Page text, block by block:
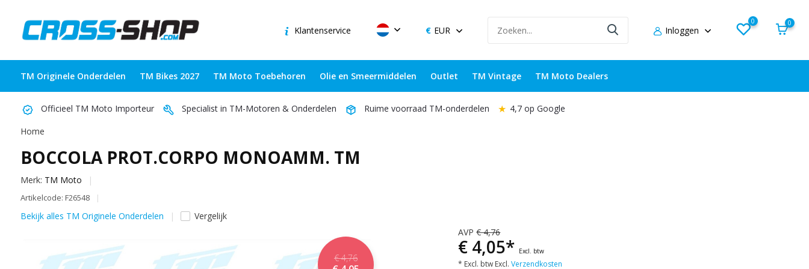
Klantenservice EUR Inloggen
0 0
TM Originele Onderdelen TM Bikes 2027 TM Moto Toebehoren Olie en Smeermiddelen Outlet TM Vintage TM Moto Dealers
Officieel TM Moto Importeur Specialist in TM-Motoren & Onderdelen Ruime voorraad TM-onderdelen ★ 4,7 op Google
Home
BOCCOLA PROT.CORPO MONOAMM. TM
Merk: TM Moto
Artikelcode: F26548
Bekijk alles TM Originele Onderdelen Vergelijk
€ 4,76
AVP€ 4,76
€ 4,05* Excl. btw
* Excl. btw Excl.Verzendkosten